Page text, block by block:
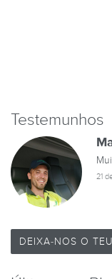
Testemunhos
21
DEIXA-NOS O